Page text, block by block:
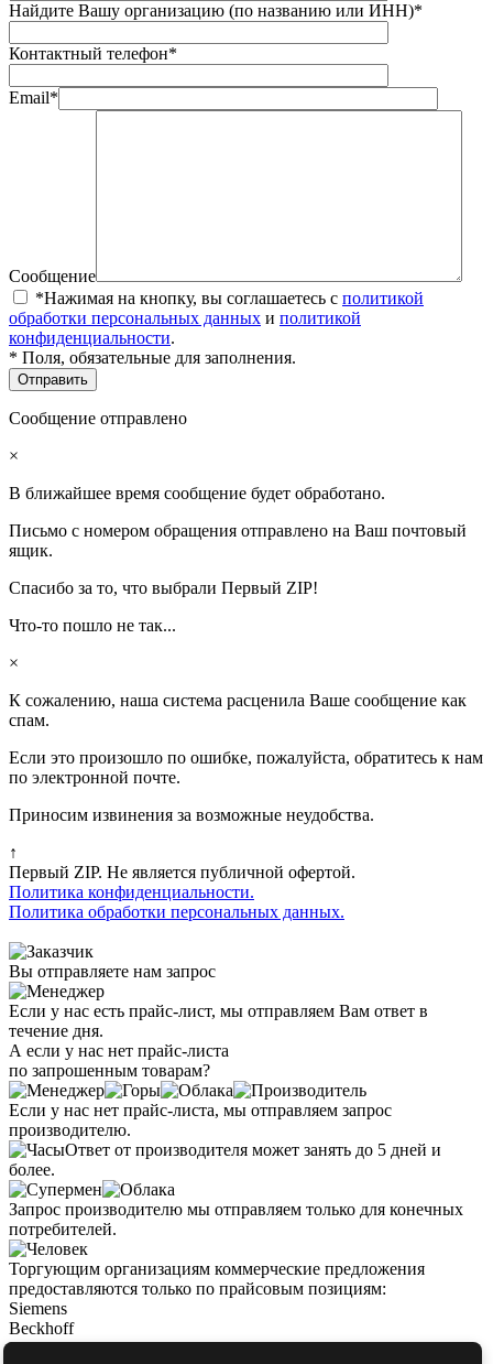
Найдите Вашу организацию (по названию или ИНН)*
Контактный телефон*
Email*
Сообщение
*Нажимая на кнопку, вы соглашаетесь с политикой
обработки персональных данных и политикой
конфиденциальности.
* Поля, обязательные для заполнения.
Сообщение отправлено
×
В ближайшее время сообщение будет обработано.
Письмо с номером обращения отправлено на Ваш почтовый
ящик.
Спасибо за то, что выбрали Первый ZIP!
Что-то пошло не так...
×
К сожалению, наша система расценила Ваше сообщение как
спам.
Если это произошло по ошибке, пожалуйста, обратитесь к нам
по электронной почте.
Приносим извинения за возможные неудобства.
↑
Первый ZIP. Не является публичной офертой.
Политика конфиденциальности.
Политика обработки персональных данных.
Вы отправляете нам запрос
Если у нас есть прайс-лист, мы отправляем Вам ответ в
течение дня.
А если у нас нет прайс-листа
по запрошенным товарам?
Если у нас нет прайс-листа, мы отправляем запрос
производителю.
Ответ от производителя может занять до 5 дней и
более.
Запрос производителю мы отправляем только для конечных
потребителей.
Торгующим организациям коммерческие предложения
предоставляются только по прайсовым позициям:
Siemens
Beckhoff
Pepperl+Fuchs